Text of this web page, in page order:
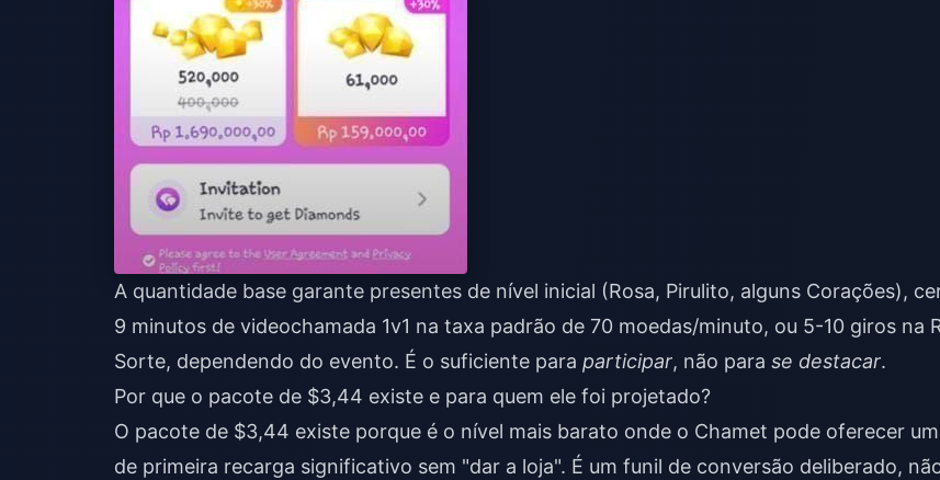
A quantidade base garante presentes de nível inicial (Rosa, Pirulito, alguns Corações),
9 minutos de videochamada 1v1 na taxa padrão de 70 moedas/minuto, ou 5-10 giros na
Sorte, dependendo do evento. É o suficiente para participar, não para se destacar.
Por que o pacote de $3,44 existe e para quem ele foi projetado?
O pacote de $3,44 existe porque é o nível mais barato onde o Chamet pode oferecer
de primeira recarga significativo sem "dar a loja". É um funil de conversão deliberado,